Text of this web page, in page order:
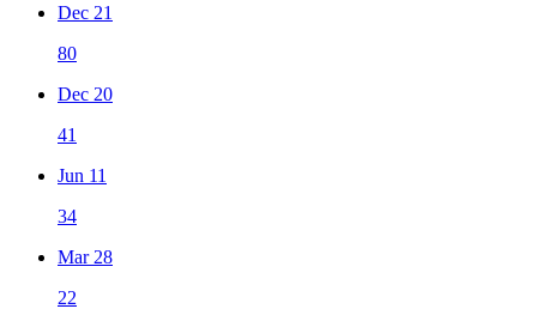
Dec 21
80
Dec 20
41
Jun 11
34
Mar 28
22